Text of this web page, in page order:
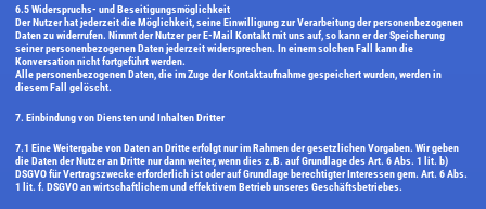
6.5 Widerspruchs- und Beseitigungsmöglichkeit
Der Nutzer hat jederzeit die Möglichkeit, seine Einwilligung zur Verarbeitung der personenbezogenen
Daten zu widerrufen. Nimmt der Nutzer per E-Mail Kontakt mit uns auf, so kann er der Speicherung
seiner personenbezogenen Daten jederzeit widersprechen. In einem solchen Fall kann die
Konversation nicht fortgeführt werden.
Alle personenbezogenen Daten, die im Zuge der Kontaktaufnahme gespeichert wurden, werden in
diesem Fall gelöscht.
7. Einbindung von Diensten und Inhalten Dritter
7.1 Eine Weitergabe von Daten an Dritte erfolgt nur im Rahmen der gesetzlichen Vorgaben. Wir geben
die Daten der Nutzer an Dritte nur dann weiter, wenn dies z.B. auf Grundlage des Art. 6 Abs. 1 lit. b)
DSGVO für Vertragszwecke erforderlich ist oder auf Grundlage berechtigter Interessen gem. Art. 6 Abs.
1 lit. f. DSGVO an wirtschaftlichem und effektivem Betrieb unseres Geschäftsbetriebes.